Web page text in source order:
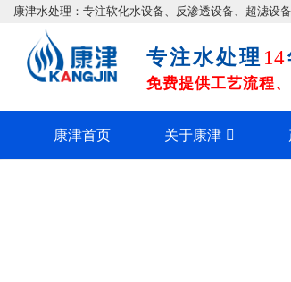
康津水处理：专注软化水设备、反渗透设备、超滤设
专注水处理 14
免费提供工艺流程
康津首页 关于康津